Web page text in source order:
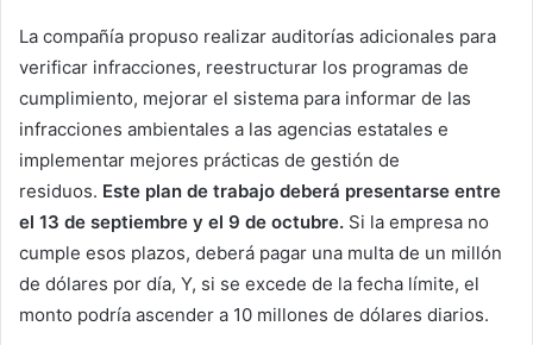
La compañía propuso realizar auditorías adicionales para
verificar infracciones, reestructurar los programas de
cumplimiento, mejorar el sistema para informar de las
infracciones ambientales a las agencias estatales e
implementar mejores prácticas de gestión de
residuos. Este plan de trabajo deberá presentarse entre
el 13 de septiembre y el 9 de octubre. Si la empresa no
cumple esos plazos, deberá pagar una multa de un millón
de dólares por día, Y, si se excede de la fecha límite, el
monto podría ascender a 10 millones de dólares diarios.